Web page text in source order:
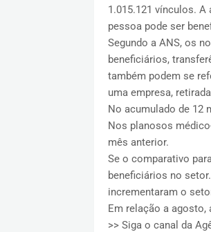
1.015.121 vínculos.
pessoa pode ser
Segundo a ANS, os
beneficiários,
também podem se
uma empresa,
No acumulado de 12
Nos planos​os
mês anterior.
Se o comparativo
beneficiários no
incrementaram o
Em relação a agosto,
>> Siga o canal da